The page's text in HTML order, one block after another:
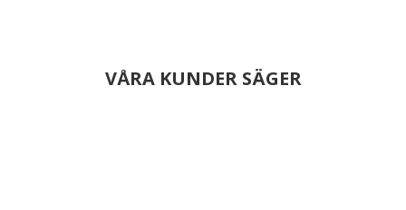
VÅRA KUNDER SÄGER